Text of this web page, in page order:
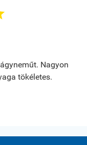
Nagyon
tökéletes.